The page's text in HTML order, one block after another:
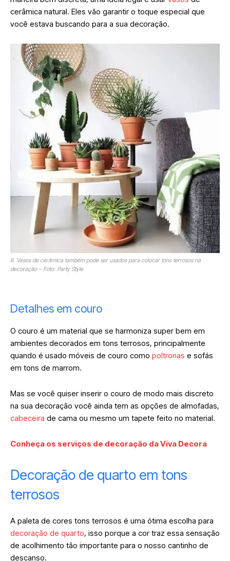
cerâmica natural. Eles vão garantir o toque especial que
você estava buscando para a sua decoração.
6. Vasos de cerâmica também pode ser usados para colocar tons terrosos na
decoração – Foto: Party Style
Detalhes em couro
O couro é um material que se harmoniza super bem em
ambientes decorados em tons terrosos, principalmente
quando é usado móveis de couro como poltronas e sofás
em tons de marrom.
Mas se você quiser inserir o couro de modo mais discreto
na sua decoração você ainda tem as opções de almofadas,
cabeceira de cama ou mesmo um tapete feito no material.
Conheça os serviços de decoração da Viva Decora
Decoração de quarto em tons
terrosos
A paleta de cores tons terrosos é uma ótima escolha para
decoração de quarto, isso porque a cor traz essa sensação
de acolhimento tão importante para o nosso cantinho de
descanso.